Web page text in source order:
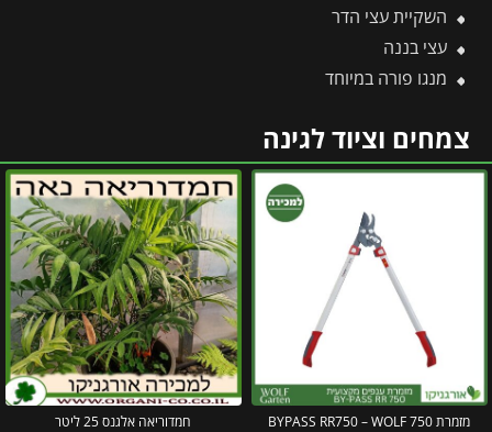
השקיית עצי הדר
עצי בננה
מנגו פורה במיוחד
צמחים וציוד לגינה
מזמרת 750 BYPASS RR750 – WOLF חמדוריאה אלגנס 25 ליטר